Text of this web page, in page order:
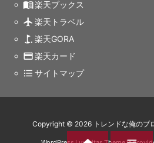
menu_book楽天ブックス
flight 楽天トラベル
golf_course 楽天GORA
credit_card楽天カード
format_list_bulleted サイトマップ
Copyright © 2026 トレンドな俺のブ